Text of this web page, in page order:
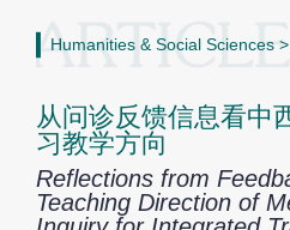
Humanities & Social Sciences >
从问诊反馈信息看中
习教学方向
Reflections from
Teaching Direction of